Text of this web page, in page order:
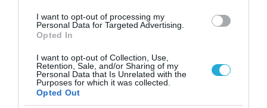
I want to opt-out of processing my
Personal Data for Targeted Advertising.
Opted In
I want to opt-out of Collection, Use,
Retention, Sale, and/or Sharing of my
Personal Data that Is Unrelated with the
Purposes for which it was collected.
Opted Out
ΡΟΗ ΕΙΔΗΣΕΩΝ